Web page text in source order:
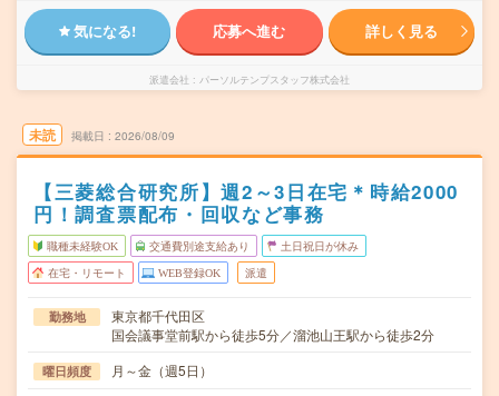
気になる! 応募へ進む 詳しく見る
派遣会社 パーソルテンプスタッフ株式会社
未読 掲載日 2026/08/09
【三菱総合研究所】週2～3日在宅＊時給2000
円！調査票配布・回収など事務
職種未経験OK 交通費別途支給あり 土日祝日が休み
在宅・リモート WEB登録OK 派遣
勤務地
東京都千代田区
国会議事堂前駅から徒歩5分／溜池山王駅から徒歩2分
曜日頻度 月～金（週5日）